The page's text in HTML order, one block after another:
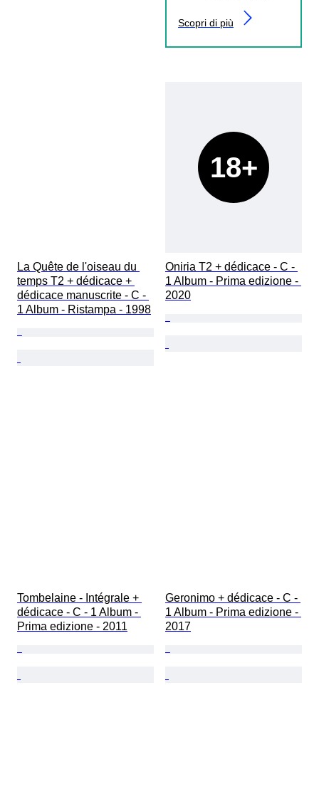
Scopri di più
La Quête de l'oiseau du
temps T2 + dédicace +
dédicace manuscrite - C -
1 Album - Ristampa - 1998
18+
Oniria T2 + dédicace - C -
1 Album - Prima edizione -
2020
Tombelaine - Intégrale +
dédicace - C - 1 Album -
Prima edizione - 2011
Geronimo + dédicace - C -
1 Album - Prima edizione -
2017